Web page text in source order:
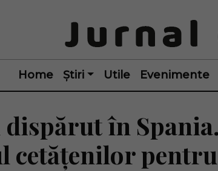
Home Știri Utile Evenimente
dispărut în
cetățenilor